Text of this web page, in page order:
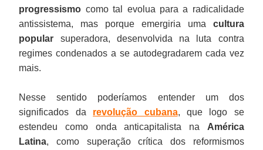
progressismo como tal evolua para a radicalidade
antissistema, mas porque emergiria uma cultura
popular superadora, desenvolvida na luta contra
regimes condenados a se autodegradarem cada vez
mais.
Nesse sentido poderíamos entender um dos
significados da revolução cubana, que logo se
estendeu como onda anticapitalista na América
Latina, como superação crítica dos reformismos